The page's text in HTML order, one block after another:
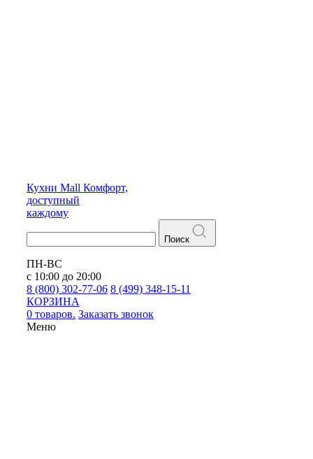
Кухни Mall Комфорт,
доступный
каждому
Поиск
ПН-ВС
с 10:00 до 20:00
8 (800) 302-77-06 8 (499) 348-15-11
КОРЗИНА
0 товаров. Заказать звонок
Меню